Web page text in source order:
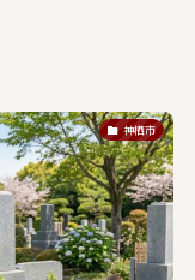
神栖市